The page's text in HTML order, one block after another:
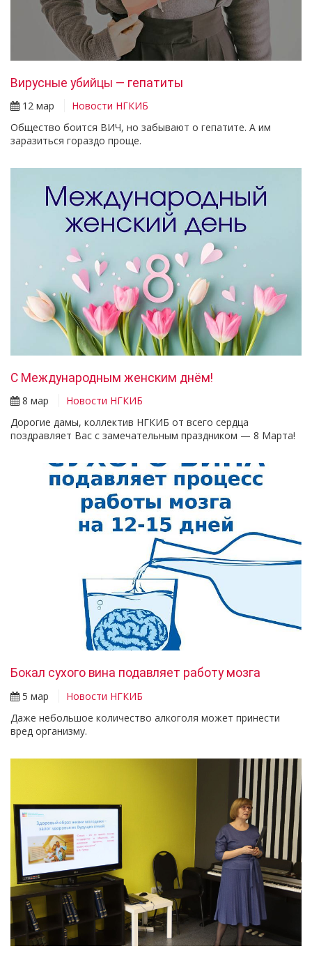
Вирусные убийцы — гепатиты
12 мар
Новости НГКИБ
Общество боится ВИЧ, но забывают о гепатите. А им
заразиться гораздо проще.
С Международным женским днём!
8 мар
Новости НГКИБ
Дорогие дамы, коллектив НГКИБ от всего сердца
поздравляет Вас с замечательным праздником — 8 Марта!
Бокал сухого вина подавляет работу мозга
5 мар
Новости НГКИБ
Даже небольшое количество алкоголя может принести
вред организму.